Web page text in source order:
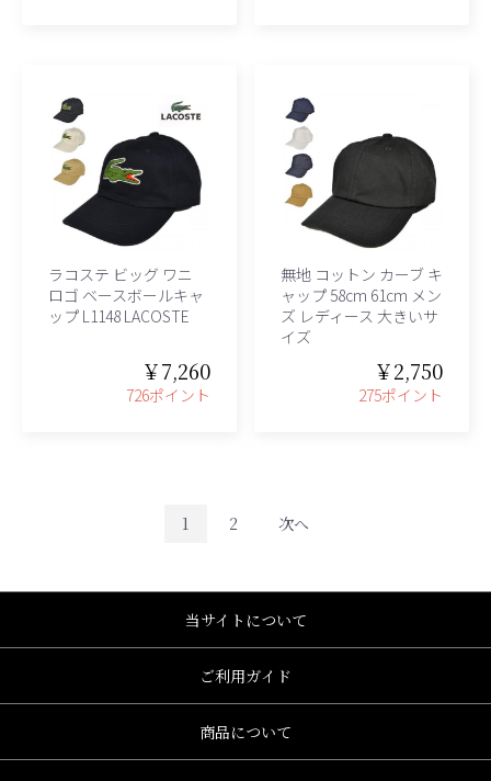
ラコステ ビッグ ワニ
ロゴ ベースボールキャ
ップ L1148 LACOSTE
￥7,260
726ポイント
無地 コットン カーブ キ
ャップ 58cm 61cm メン
ズ レディース 大きいサ
イズ
￥2,750
275ポイント
1 2 次へ
当サイトについて
ご利用ガイド
商品について